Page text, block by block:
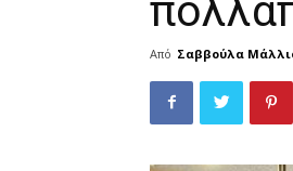
Από Σαββούλα